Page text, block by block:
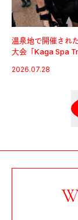
温泉地で開催され
大会「Kaga Spa
戦を夢見るランナ
2026.07.28